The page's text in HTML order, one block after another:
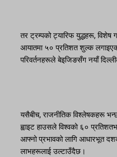
तर ट्रम्पको ट्यारिफ युद्धहरू, विशेष
आयातमा ५० प्रतिशत शुल्क
परिवर्तनहरूले बेइजिङसँग नयाँ
यसैबीच, राजनीतिक विश्लेषकहरू
ह्वाइट हाउसले विश्वको ६०
आफ्नो प्रभावको लागि आधारभूत
लाभहरूलाई उल्टाउँदैछ।